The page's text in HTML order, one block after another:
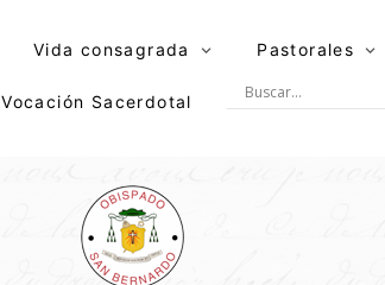
Vida consagrada Pastorales
Vocación Sacerdotal